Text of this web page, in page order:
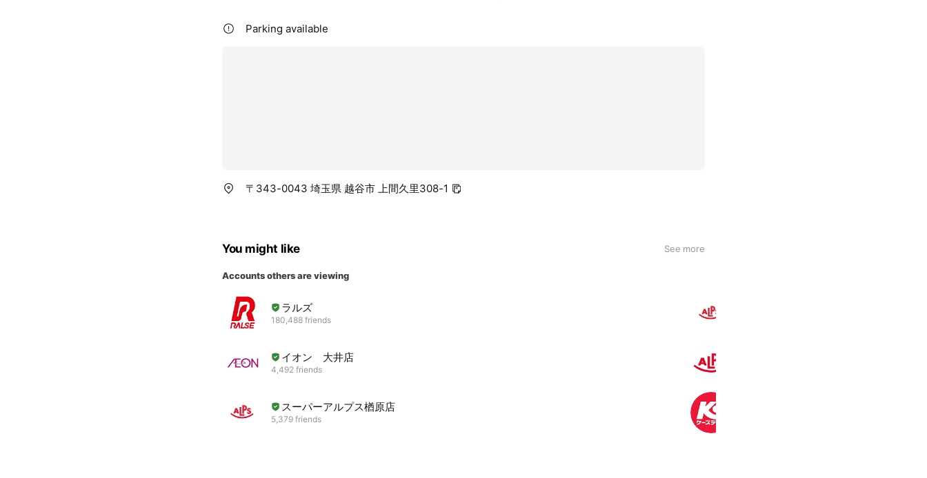
Parking available
〒343-0043 埼玉県 越谷市 上間久里308-1
You might like See more
Accounts others are viewing
ラルズ
180,488 friends
イオン 大井店
4,492 friends
スーパーアルプス楢原店
5,379 friends